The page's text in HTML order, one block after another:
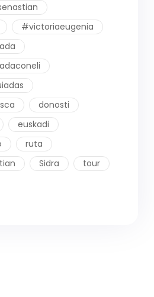
#victoriaeugenia
donosti
euskadi
ruta
Sidra
tour